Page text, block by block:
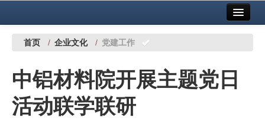
中国有色金属报社主办 广告服务
铜镍铅锌
铝
首页 / 企业文化 / 党建工作
中铝材料院开展主题党日
活动联学联研